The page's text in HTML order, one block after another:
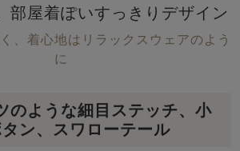
部屋着ぽいすっきりデザイン
、着心地はリラックスウェアのよう
に
のような細目ステッチ、小
ン、スワローテール